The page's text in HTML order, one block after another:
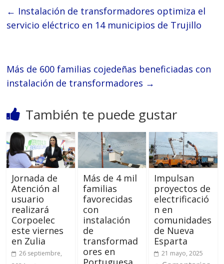
← Instalación de transformadores optimiza el
servicio eléctrico en 14 municipios de Trujillo
Más de 600 familias cojedeñas beneficiadas con
instalación de transformadores →
También te puede gustar
Jornada de
Atención al
usuario
realizará
Corpoelec
este viernes
en Zulia
26 septiembre,
Más de 4 mil
familias
favorecidas
con
instalación
de
transformad
ores en
Impulsan
proyectos de
electrificació
n en
comunidades
de Nueva
Esparta
21 mayo, 2025